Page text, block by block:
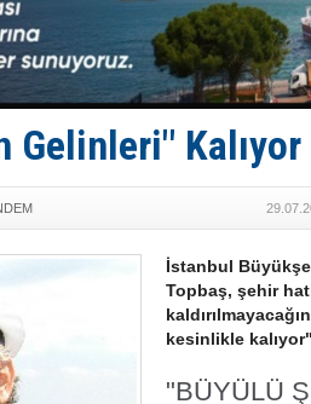
Baltık
Runit
Limana
Türk
Hüseyin
Med
Gelinleri" Kalıyor
İstanbul
Topbaş, şehir
kesinlikle
"BÜYÜLÜ